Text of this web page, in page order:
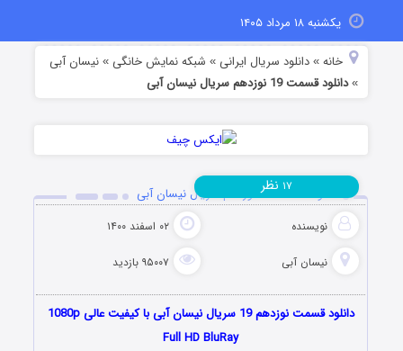
یکشنبه ۱۸ مرداد ۱۴۰۵
خانه »دانلود سریال ایرانی » شبکه نمایش خانگی »نیسان آبی
»دانلود قسمت 19 نوزدهم سریال نیسان آبی
دانلود قسمت 19 نوزدهم سریال نیسان آبی
نویسنده ۰۲ اسفند ۱۴۰۰
نیسان آبی ۹۵۰۰۷ بازدید
۱۷ نظر
دانلود قسمت نوزدهم 19 سریال نیسان آبی با کیفیت عالی 1080p
Full HD BluRay